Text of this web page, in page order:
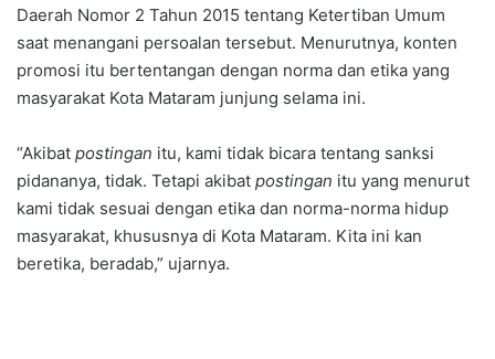
Daerah Nomor 2 Tahun 2015 tentang Ketertiban Umum
saat menangani persoalan tersebut. Menurutnya, konten
promosi itu bertentangan dengan norma dan etika yang
masyarakat Kota Mataram junjung selama ini.
“Akibat postingan itu, kami tidak bicara tentang sanksi
pidananya, tidak. Tetapi akibat postingan itu yang menurut
kami tidak sesuai dengan etika dan norma-norma hidup
masyarakat, khususnya di Kota Mataram. Kita ini kan
beretika, beradab,” ujarnya.